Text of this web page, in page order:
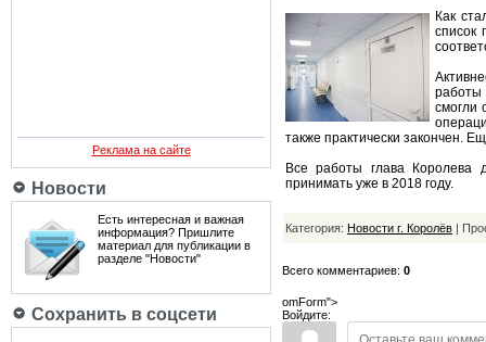
Реклама на сайте
Новости
Есть интересная и важная
информация? Пришлите
материал для публикации в
разделе "Новости"
Сохранить в соцсети
Как
список
работы
смогли
также практически закончен.
Все работы глава Королева
принимать уже в 2018 году.
Категория: Новости г. Королёв |
Всего комментариев: 0
omForm">
Войдите: